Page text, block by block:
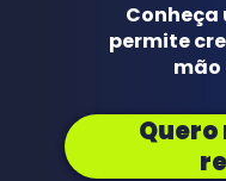
permite
mão